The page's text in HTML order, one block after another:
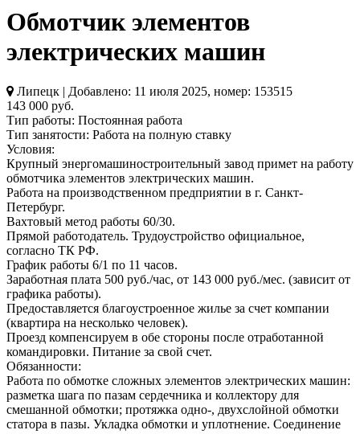
Обмотчик элементов
электрических машин
Липецк | Добавлено: 11 июля 2025, номер: 153515
143 000 руб.
Тип работы: Постоянная работа
Тип занятости: Работа на полную ставку
Условия:
Крупный энергомашиностроительный завод примет на работу
обмотчика элементов электрических машин.
Работа на производственном предприятии в г. Санкт-
Петербург.
Вахтовый метод работы 60/30.
Прямой работодатель. Трудоустройство официальное,
согласно ТК РФ.
График работы 6/1 по 11 часов.
Заработная плата 500 руб./час, от 143 000 руб./мес. (зависит от
графика работы).
Предоставляется благоустроенное жилье за счет компании
(квартира на несколько человек).
Проезд компенсируем в обе стороны после отработанной
командировки. Питание за свой счет.
Обязанности:
Работа по обмотке сложных элементов электрических машин:
разметка шага по пазам сердечника и коллектору для
смешанной обмотки; протяжка одно-, двухслойной обмотки
статора в пазы. Укладка обмотки и уплотнение. Соединение